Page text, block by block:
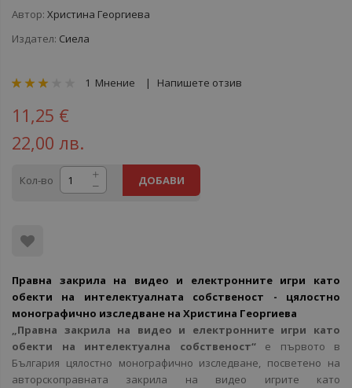
Автор: Христина Георгиева
Издател: Сиела
рейтинг:
1 Мнение Напишете отзив
11,25 €
22,00 лв.
Кол-во ДОБАВИ
Правна закрила на видео и електронните игри като
обекти на интелектуалната собственост - цялостно
монографично изследване на Христина Георгиева
„Правна закрила на видео и електронните игри като
обекти на интелектуална собственост“е първото в
България цялостно монографично изследване, посветено на
авторскоправната закрила на видео игрите като